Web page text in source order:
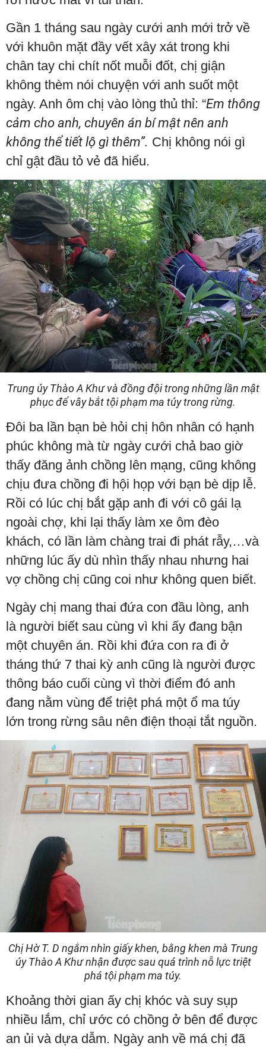
Gần 1 tháng sau ngày cưới anh mới trở về
với khuôn mặt đầy vết xây xát trong khi
chân tay chi chít nốt muỗi đốt, chị giận
không thèm nói chuyện với anh suốt một
ngày. Anh ôm chị vào lòng thủ thỉ: “Em thông
cảm cho anh, chuyên án bí mật nên anh
không thể tiết lộ gì thêm”. Chị không nói gì
chỉ gật đầu tỏ vẻ đã hiểu.
Trung úy Thào A Khư và đồng đội trong những lần mật
phục để vây bắt tội phạm ma túy trong rừng.
Đôi ba lần bạn bè hỏi chị hôn nhân có hạnh
phúc không mà từ ngày cưới chả bao giờ
thấy đăng ảnh chồng lên mạng, cũng không
chịu đưa chồng đi hội họp với bạn bè dịp lễ.
Rồi có lúc chị bắt gặp anh đi với cô gái lạ
ngoài chợ, khi lại thấy làm xe ôm đèo
khách, có lần làm chàng trai đi phát rẫy,…và
những lúc ấy dù nhìn thấy nhau nhưng hai
vợ chồng chị cũng coi như không quen biết.
Ngày chị mang thai đứa con đầu lòng, anh
là người biết sau cùng vì khi ấy đang bận
một chuyên án. Rồi khi đứa con ra đi ở
tháng thứ 7 thai kỳ anh cũng là người được
thông báo cuối cùng vì thời điểm đó anh
đang nằm vùng để triệt phá một ổ ma túy
lớn trong rừng sâu nên điện thoại tắt nguồn.
Chị Hờ T. D ngắm nhìn giấy khen, bằng khen mà Trung
úy Thào A Khư nhận được sau quá trình nỗ lực triệt
phá tội phạm ma túy.
Khoảng thời gian ấy chị khóc và suy sụp
nhiều lắm, chỉ ước có chồng ở bên để được
an ủi và dựa dẫm. Ngày anh về má chị đã